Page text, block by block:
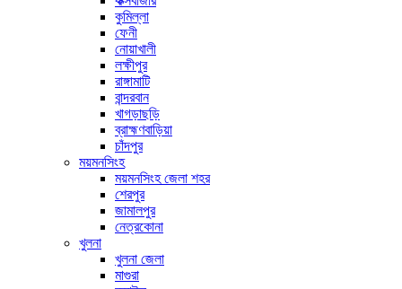
কুমিল্লা
ফেনী
নোয়াখালী
লক্ষীপুর
রাঙ্গামাটি
বান্দরবান
খাগড়াছড়ি
ব্রাহ্মণবাড়িয়া
চাঁদপুর
ময়মনসিংহ
ময়মনসিংহ জেলা শহর
শেরপুর
জামালপুর
নেত্রকোনা
খুলনা
খুলনা জেলা
মাগুরা